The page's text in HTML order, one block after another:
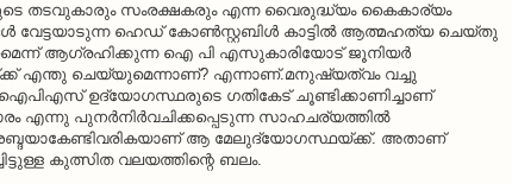
തടവുകാരും സംരക്ഷകരും എന്ന വൈരുദ്ധ്യം കൈകാര്യം
വേട്ടയാടുന്ന ഹെഡ് കോണ്‍സ്റ്റബിള്‍ കാട്ടില്‍ ആത്മഹത്യ ചെയ്തു
ആഗ്രഹിക്കുന്ന ഐ പി എസുകാരിയോട് ജൂനിയര്‍
എന്തു ചെയ്യുമെന്നാണ്? എന്നാണ്.മനുഷ്യത്വം വച്ചു
ഐപിഎസ് ഉദ്യോഗസ്ഥരുടെ ഗതികേട് ചൂണ്ടിക്കാണിച്ചാണ്
എന്നു പുനര്‍നിര്‍വചിക്കപ്പെടുന്ന സാഹചര്യത്തില്‍
ആ മേലുദ്യോഗസ്ഥയ്ക്ക്. അതാണ്
കുത്സിത വലയത്തിന്റെ ബലം.